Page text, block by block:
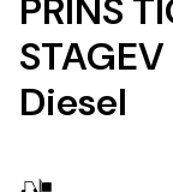
PRINS
Diesel